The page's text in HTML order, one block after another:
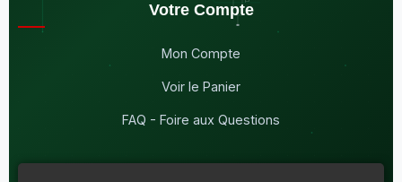
Votre Compte
Mon Compte
Voir le Panier
FAQ - Foire aux Questions